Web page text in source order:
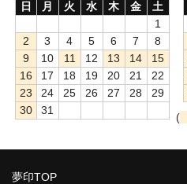
日
月 火 水 木 金
土
1
2
3 4 5 6 7
8
9
10 11 12 13 14
15
16
17 18 19 20 21
22
23
24 25 26 27 28
29
30
31
(
夢印TOP